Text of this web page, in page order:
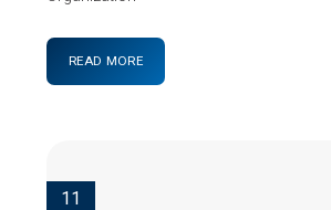
READ MORE
11